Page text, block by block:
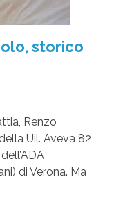
storico
Renzo
Uil. Aveva 82
di Verona. Ma